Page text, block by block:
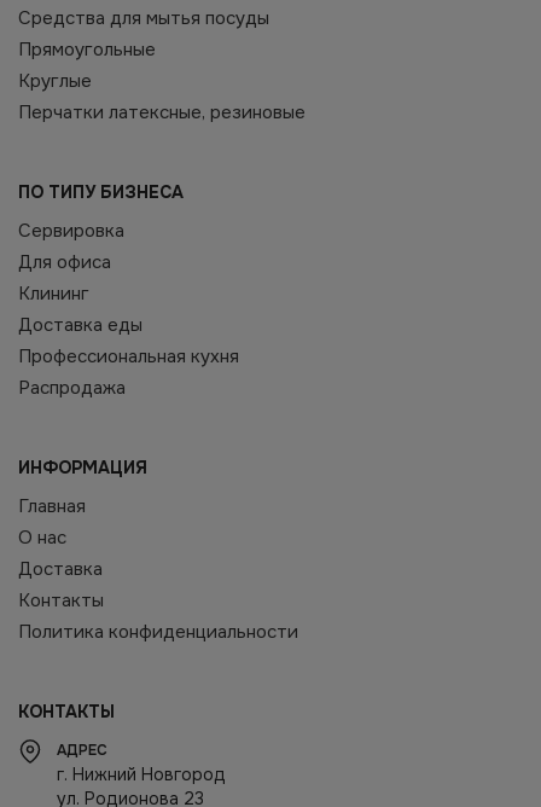
Средства для мытья посуды
Прямоугольные
Круглые
Перчатки латексные, резиновые
ПО ТИПУ БИЗНЕСА
Сервировка
Для офиса
Клининг
Доставка еды
Профессиональная кухня
Распродажа
ИНФОРМАЦИЯ
Главная
О нас
Доставка
Контакты
Политика конфиденциальности
КОНТАКТЫ
АДРЕС
г. Нижний Новгород
ул. Родионова 23